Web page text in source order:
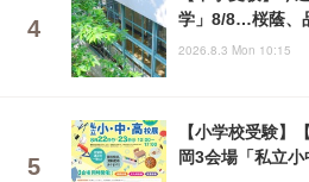
学」8/8…桜蔭、
2026.8.3 Mon 10:15
【小学校受験】
岡3会場「私立